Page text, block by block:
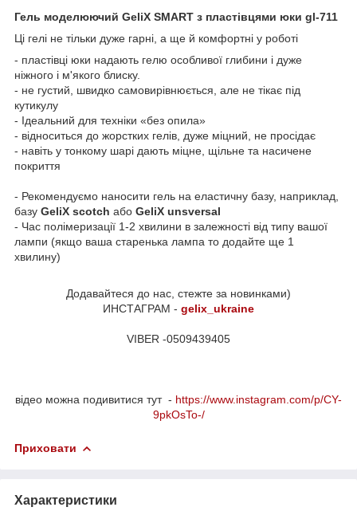
Гель моделюючий GeliX SMART з пластівцями юки gl-711
Ці гелі не тільки дуже гарні, а ще й комфортні у роботі
- пластівці юки надають гелю особливої глибини і дуже
ніжного і м'якого блиску.
- не густий, швидко самовирівнюється, але не тікає під
кутикулу
- Ідеальний для техніки «без опила»
- відноситься до жорстких гелів, дуже міцний, не просідає
- навіть у тонкому шарі дають міцне, щільне та насичене
покриття
- Рекомендуємо наносити гель на еластичну базу, наприклад,
базу GeliX scotch або GeliX unsversal
- Час полімеризації 1-2 хвилини в залежності від типу вашої
лампи (якщо ваша старенька лампа то додайте ще 1
хвилину)
Додавайтеся до нас, стежте за новинками)
ИНСТАГРАМ - gelix_ukraine
VIBER -0509439405
відео можна подивитися тут - https://www.instagram.com/p/CY-
9pkOsTo-/
Приховати
Характеристики